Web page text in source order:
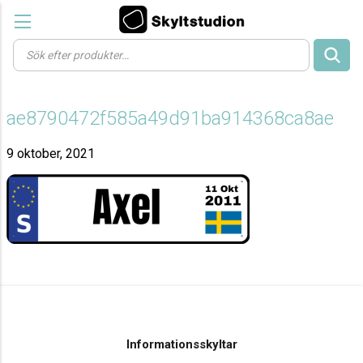
Products
search
ae8790472f585a49d91ba914368ca8ae
9 oktober, 2021
Informationsskyltar